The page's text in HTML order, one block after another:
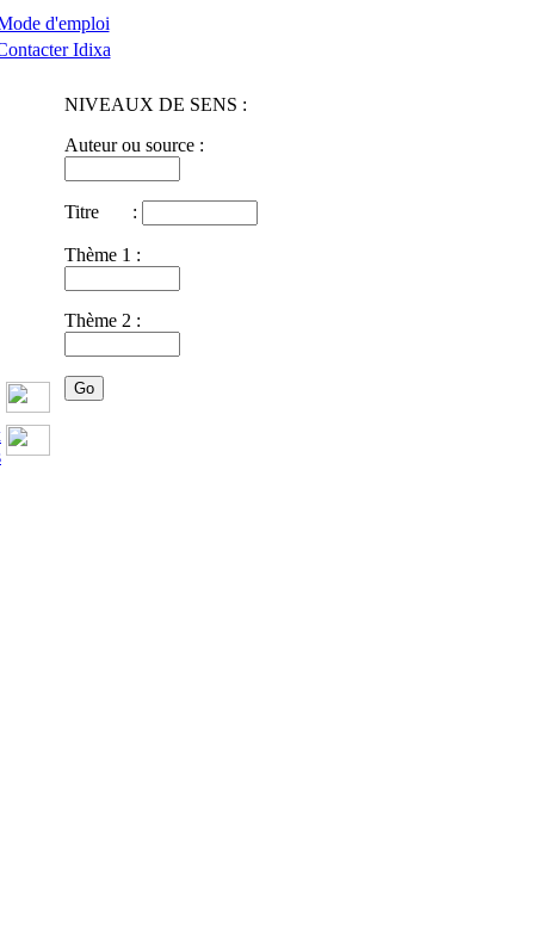
d'emploi
Idixa
NIVEAUX DE SENS :
Auteur ou source :
Titre :
Thème 1 :
Thème 2 :